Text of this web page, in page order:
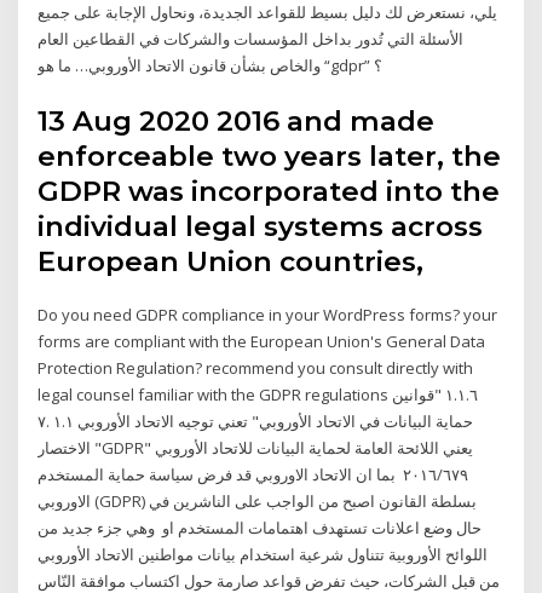
يلي، نستعرض لك دليل بسيط للقواعد الجديدة، ونحاول الإجابة على جميع
الأسئلة التي تُدور بداخل المؤسسات والشركات في القطاعين العام
والخاص بشأن قانون الاتحاد الأوروبي… ما هو “gdpr” ؟
13 Aug 2020 2016 and made
enforceable two years later, the
GDPR was incorporated into the
individual legal systems across
European Union countries,
Do you need GDPR compliance in your WordPress forms? your
forms are compliant with the European Union's General Data
Protection Regulation? recommend you consult directly with
legal counsel familiar with the GDPR regulations ١.١.٦ "قوانين
حماية البيانات في الاتحاد الأوروبي" تعني توجيه الاتحاد الأوروبي ١.١ .٧
الاختصار "GDPR" يعني اللائحة العامة لحماية البيانات للاتحاد الأوروبي
٢٠١٦/٦٧٩ بما ان الاتحاد الاوروبي قد فرض سياسة حماية المستخدم
الاوروبي (GDPR) بسلطة القانون اصبح من الواجب على الناشرين في
حال وضع اعلانات تستهدف اهتمامات المستخدم او وهي جزء جديد من
اللوائح الأوروبية تتناول شرعية استخدام بيانات مواطنين الاتحاد الأوروبي
من قبل الشركات، حيث تفرض قواعد صارمة حول اكتساب موافقة النّاس